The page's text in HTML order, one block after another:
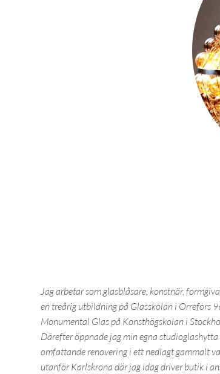
Jag arbetar som glasblåsare, konstnär,
en treårig utbildning på Glasskolan i Orrefors
Monumental Glas på Konsthögskolan i
Därefter öppnade jag min egna
omfattande renovering i ett nedlagt gammalt
utanför Karlskrona där jag idag driver butik i